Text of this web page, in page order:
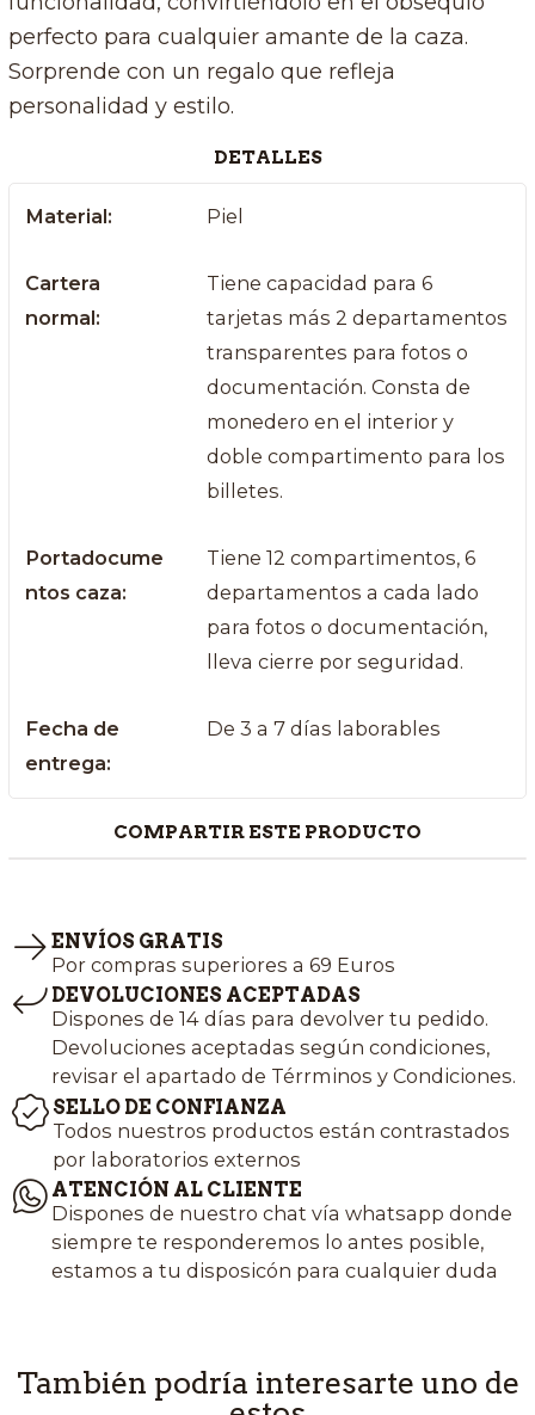
perfecto para cualquier amante de la caza.
Sorprende con un regalo que refleja
personalidad y estilo.
DETALLES
Material: Piel
Cartera
normal:
Tiene capacidad para 6
tarjetas más 2 departamentos
transparentes para fotos o
documentación. Consta de
monedero en el interior y
doble compartimento para los
billetes.
Portadocume
ntos caza:
Tiene 12 compartimentos, 6
departamentos a cada lado
para fotos o documentación,
lleva cierre por seguridad.
Fecha de
entrega:
De 3 a 7 días laborables
COMPARTIR ESTE PRODUCTO
ENVÍOS GRATIS
Por compras superiores a 69 Euros
DEVOLUCIONES ACEPTADAS
Dispones de 14 días para devolver tu pedido.
Devoluciones aceptadas según condiciones,
revisar el apartado de Térrminos y Condiciones.
SELLO DE CONFIANZA
Todos nuestros productos están contrastados
por laboratorios externos
ATENCIÓN AL CLIENTE
Dispones de nuestro chat vía whatsapp donde
siempre te responderemos lo antes posible,
estamos a tu disposicón para cualquier duda
También podría interesarte uno de